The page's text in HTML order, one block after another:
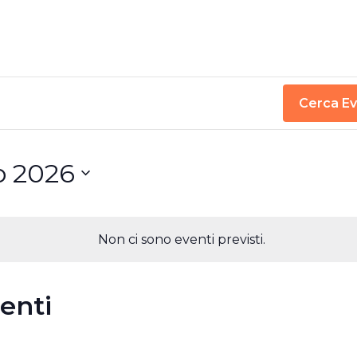
Non ci sono eventi previsti.
Cerca
2026